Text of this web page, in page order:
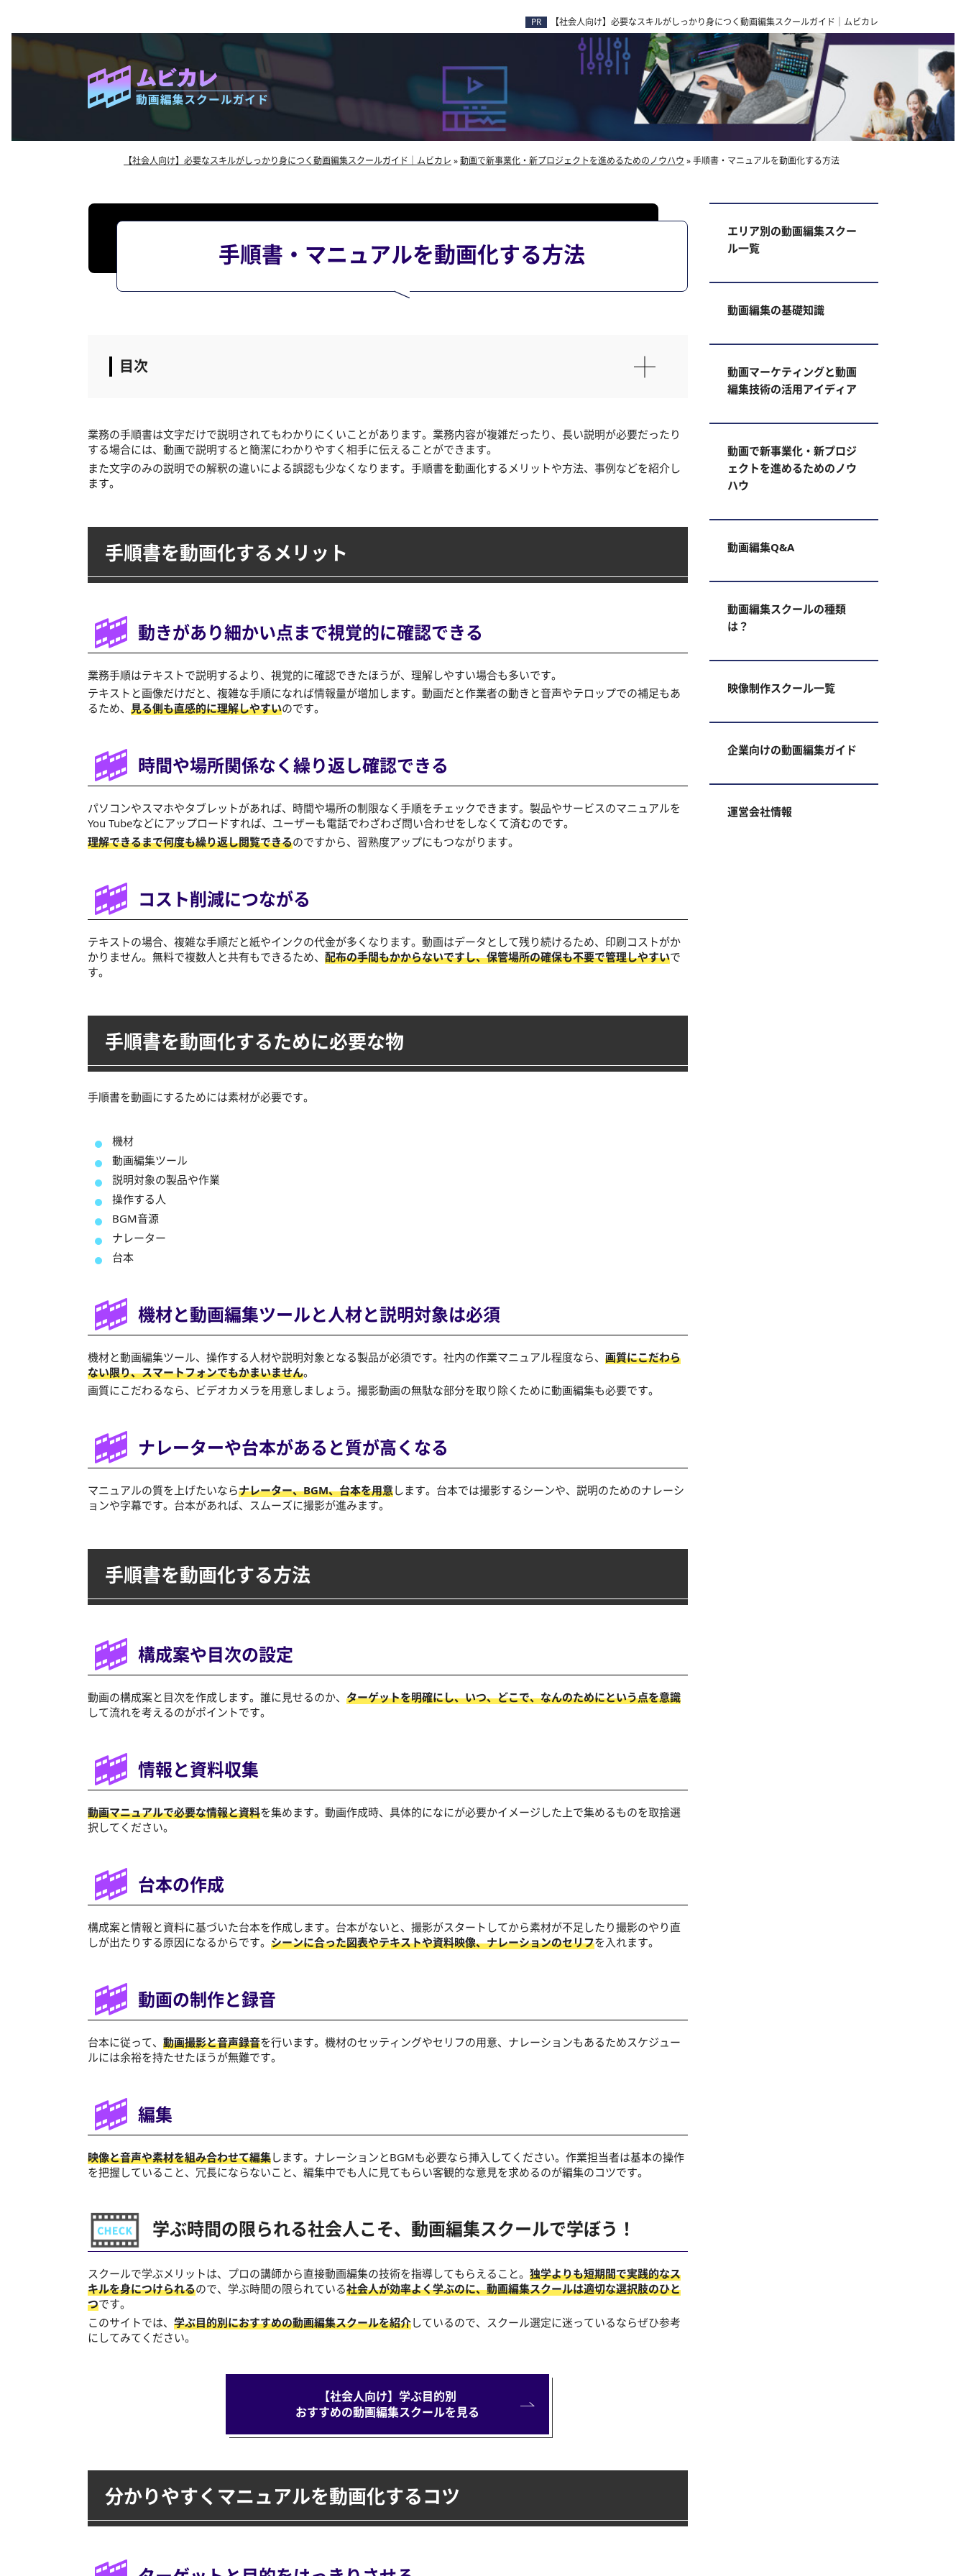
【社会人向け】必要なスキルがしっかり身につく動画編集スクールガイド｜ムビカレ
【社会人向け】必要なスキルがしっかり身につく動画編集スクールガイド｜ムビカレ »動画で新事業化・新プロジェクトを進めるためのノウハウ »手順書・マニュアルを動画化する方法
手順書・マニュアルを動画化する方法
業務の手順書は文字だけで説明されてもわかりにくいことがあります。業務内容が複雑だったり、長い説明が必要だったり
する場合には、動画で説明すると簡潔にわかりやすく相手に伝えることができます。
また文字のみの説明での解釈の違いによる誤認も少なくなります。手順書を動画化するメリットや方法、事例などを紹介し
ます。
手順書を動画化するメリット
動きがあり細かい点まで視覚的に確認できる
業務手順はテキストで説明するより、視覚的に確認できたほうが、理解しやすい場合も多いです。
テキストと画像だけだと、複雑な手順になれば情報量が増加します。動画だと作業者の動きと音声やテロップでの補足もあ
るため、 見る側も直感的に理解しやすいのです。
時間や場所関係なく繰り返し確認できる
パソコンやスマホやタブレットがあれば、時間や場所の制限なく手順をチェックできます。製品やサービスのマニュアルを
You Tubeなどにアップロードすれば、ユーザーも電話でわざわざ問い合わせをしなくて済むのです。
理解できるまで何度も繰り返し閲覧できるのですから、習熟度アップにもつながります。
コスト削減につながる
テキストの場合、複雑な手順だと紙やインクの代金が多くなります。動画はデータとして残り続けるため、印刷コストがか
かりません。無料で複数人と共有もできるため、 配布の手間もかからないですし、保管場所の確保も不要で管理しやすいで
す。
手順書を動画化するために必要な物
手順書を動画にするためには素材が必要です。
機材
動画編集ツール
説明対象の製品や作業
操作する人
BGM音源
ナレーター
台本
機材と動画編集ツールと人材と説明対象は必須
機材と動画編集ツール、操作する人材や説明対象となる製品が必須です。社内の作業マニュアル程度なら、 画質にこだわら
ない限り、スマートフォンでもかまいません。
画質にこだわるなら、ビデオカメラを用意しましょう。撮影動画の無駄な部分を取り除くために動画編集も必要です。
ナレーターや台本があると質が高くなる
マニュアルの質を上げたいならナレーター、BGM、台本を用意します。台本では撮影するシーンや、説明のためのナレーシ
ョンや字幕です。台本があれば、スムーズに撮影が進みます。
手順書を動画化する方法
構成案や目次の設定
動画の構成案と目次を作成します。誰に見せるのか、 ターゲットを明確にし、いつ、どこで、なんのためにという点を意識
して流れを考えるのがポイントです。
情報と資料収集
動画マニュアルで必要な情報と資料を集めます。動画作成時、具体的になにが必要かイメージした上で集めるものを取捨選
択してください。
台本の作成
構成案と情報と資料に基づいた台本を作成します。台本がないと、撮影がスタートしてから素材が不足したり撮影のやり直
しが出たりする原因になるからです。 シーンに合った図表やテキストや資料映像、ナレーションのセリフを入れます。
動画の制作と録音
台本に従って、 動画撮影と音声録音を行います。機材のセッティングやセリフの用意、ナレーションもあるためスケジュー
ルには余裕を持たせたほうが無難です。
編集
映像と音声や素材を組み合わせて編集します。ナレーションとBGMも必要なら挿入してください。作業担当者は基本の操作
を把握していること、冗長にならないこと、編集中でも人に見てもらい客観的な意見を求めるのが編集のコツです。
学ぶ時間の限られる社会人こそ、動画編集スクールで学ぼう！
スクールで学ぶメリットは、プロの講師から直接動画編集の技術を指導してもらえること。 独学よりも短期間で実践的なス
キルを身につけられるので、学ぶ時間の限られている社会人が効率よく学ぶのに、動画編集スクールは適切な選択肢のひと
つです。
このサイトでは、 学ぶ目的別におすすめの動画編集スクールを紹介しているので、スクール選定に迷っているならぜひ参考
にしてみてください。
【社会人向け】学ぶ目的別
おすすめの動画編集スクールを見る
分かりやすくマニュアルを動画化するコツ
エリア別の動画編集スクー
ル一覧
動画編集の基礎知識
動画マーケティングと動画
編集技術の活用アイディア
動画で新事業化・新プロジ
ェクトを進めるためのノウ
ハウ
動画編集Q&A
動画編集スクールの種類
は？
映像制作スクール一覧
企業向けの動画編集ガイド
運営会社情報